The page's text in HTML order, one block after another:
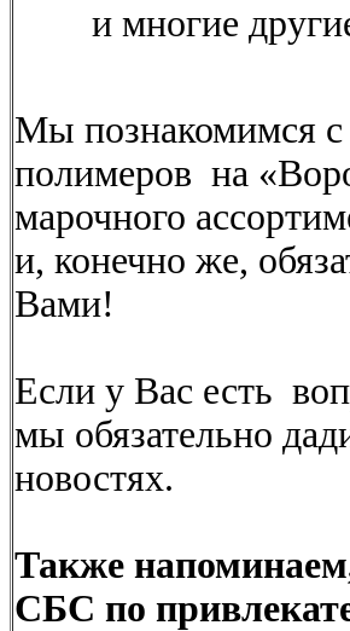
и многие
Мы познакомимся с
полимеров на
марочного
и, конечно же,
Вами!
Если у Вас есть
мы обязательно
новостях.
Также
СБС по